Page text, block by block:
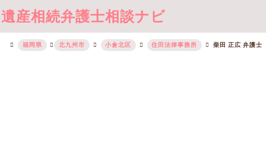
遺産相続弁護士相談ナビ
福岡県 北九州市 小倉北区 住田法律事務所 柴田 正広 弁護士